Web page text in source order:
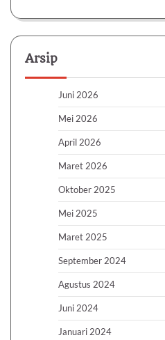
Arsip
Juni 2026
Mei 2026
April 2026
Maret 2026
Oktober 2025
Mei 2025
Maret 2025
September 2024
Agustus 2024
Juni 2024
Januari 2024